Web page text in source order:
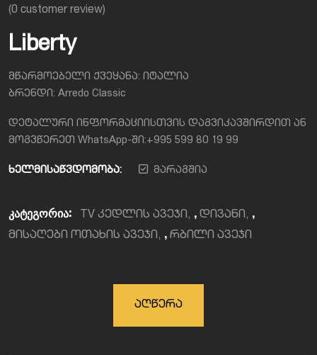
(0 customer review)
Liberty
მწარმოებელი ქვეყანა: იტალია
ბრენდი: Arredo Classic
დეტალური ინფორმაციისთვის დაგვიკავშირდით ან
მოგვწერეთ WhatsApp-ში:+995 599 80 19 99
ხელმისაწვდომობა: მარაგშია
კატეგორია: TV კედლის ავეჯი , დივანი ,
მისაღები ოთახის ავეჯი , რბილი ავეჯი
Აღწერა